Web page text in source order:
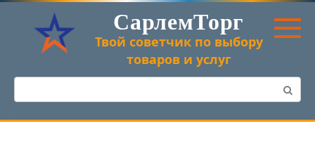
Перейти
контенту
СарлемТорг
Твой советчик по выбору
товаров и услуг
Поиск: